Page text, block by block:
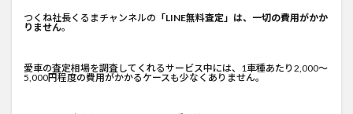
つくね社長くるまチャンネルの 「LINE無料査定」は、一切の費用がかか
りません。
愛車の査定相場を調査してくれるサービス中には、1車種あたり2,000～
5,000円程度の費用がかかるケースも少なくありません。